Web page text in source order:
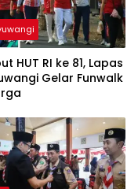
HUT RI ke 81, Lapas
Gelar Funwalk